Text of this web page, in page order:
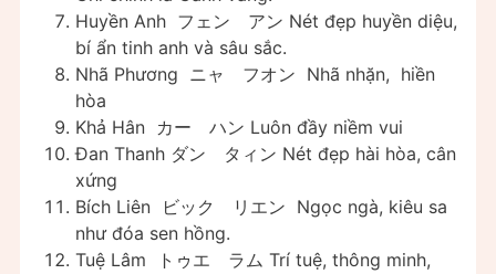
Huyền Anh フェン アン Nét đẹp huyền diệu,
bí ẩn tinh anh và sâu sắc.
Nhã Phương ニャ フオン Nhã nhặn, hiền
hòa
Khả Hân カー ハン Luôn đầy niềm vui
Đan Thanh ダン タィン Nét đẹp hài hòa, cân
xứng
Bích Liên ビック リエン Ngọc ngà, kiêu sa
như đóa sen hồng.
Tuệ Lâm トゥエ ラム Trí tuệ, thông minh,